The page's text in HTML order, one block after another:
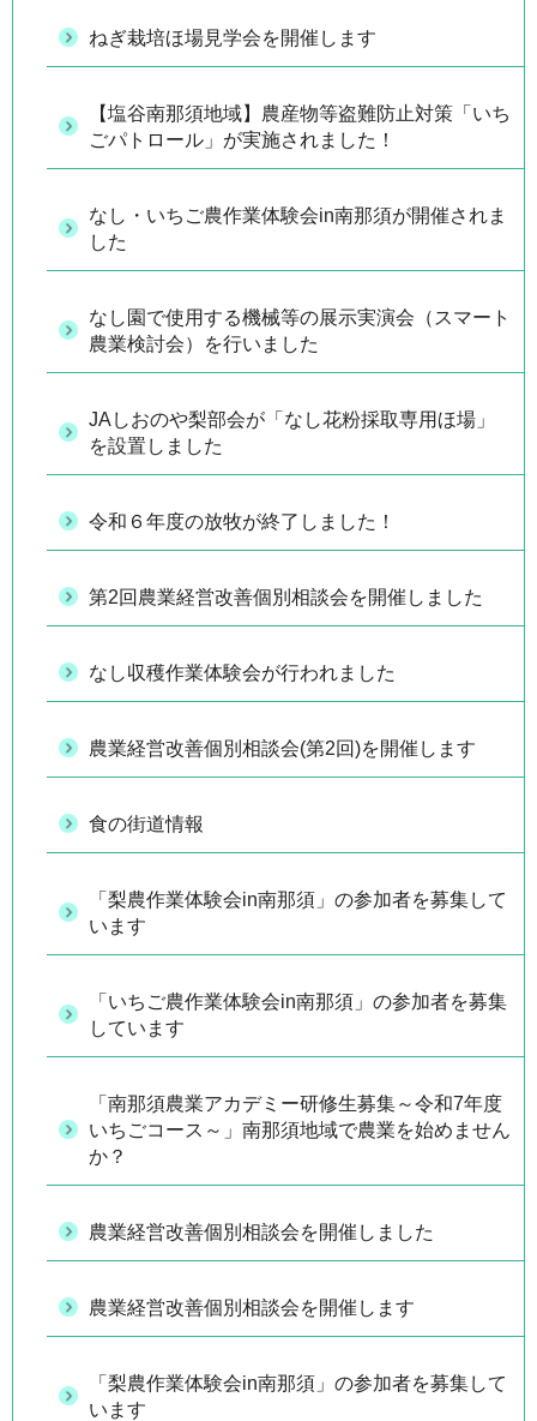
ねぎ栽培ほ場見学会を開催します
【塩谷南那須地域】農産物等盗難防止対策「いち
ごパトロール」が実施されました！
なし・いちご農作業体験会in南那須が開催されま
した
なし園で使用する機械等の展示実演会（スマート
農業検討会）を行いました
JAしおのや梨部会が「なし花粉採取専用ほ場」
を設置しました
令和６年度の放牧が終了しました！
第2回農業経営改善個別相談会を開催しました
なし収穫作業体験会が行われました
農業経営改善個別相談会(第2回)を開催します
食の街道情報
「梨農作業体験会in南那須」の参加者を募集して
います
「いちご農作業体験会in南那須」の参加者を募集
しています
「南那須農業アカデミー研修生募集～令和7年度
いちごコース～」南那須地域で農業を始めません
か？
農業経営改善個別相談会を開催しました
農業経営改善個別相談会を開催します
「梨農作業体験会in南那須」の参加者を募集して
います